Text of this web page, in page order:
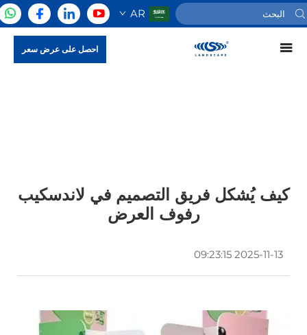
AR
احصل على عرض سعر
كيف يُشكل فريق التصميم في لاندسكيب
رفوف العرض
2025-11-13 09:23:15